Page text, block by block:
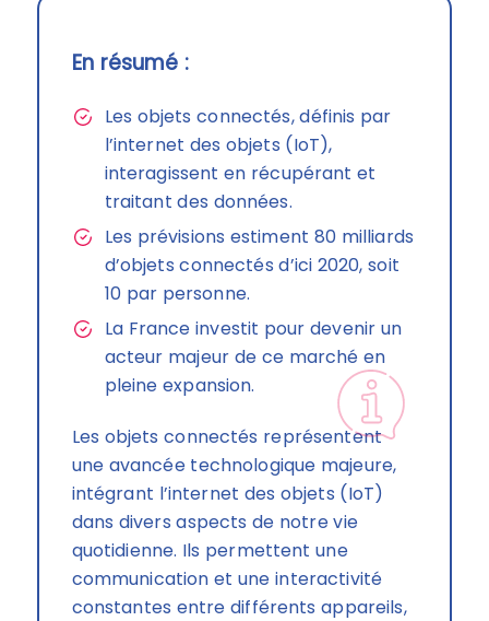
En résumé :
Les objets connectés, définis par
l’internet des objets (IoT),
interagissent en récupérant et
traitant des données.
Les prévisions estiment 80 milliards
d’objets connectés d’ici 2020, soit
10 par personne.
La France investit pour devenir un
acteur majeur de ce marché en
pleine expansion.
Les objets connectés représentent
une avancée technologique majeure,
intégrant l’internet des objets (IoT)
dans divers aspects de notre vie
quotidienne. Ils permettent une
communication et une interactivité
constantes entre différents appareils,